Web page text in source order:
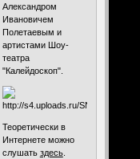
Александром
Ивановичем
Полетаевым и
артистами Шоу-
театра
"Калейдоскоп".
Теоретически в
Интернете можно
слушать здесь.